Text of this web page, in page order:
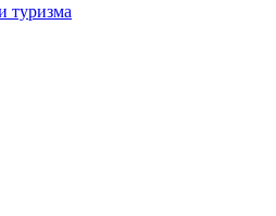
туризма